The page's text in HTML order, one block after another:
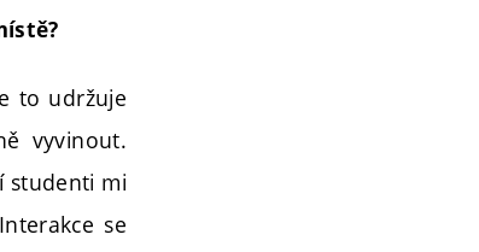
to udržuje
vyvinout.
studenti mi
se